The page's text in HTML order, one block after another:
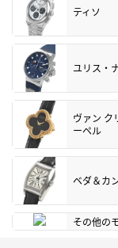
ティソ
ユリス・
ヴァン ク
ーペル
ベダ＆カ
その他の